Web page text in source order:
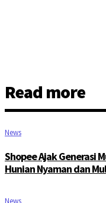
Read more
News
Shopee Ajak Generasi
Hunian Nyaman dan